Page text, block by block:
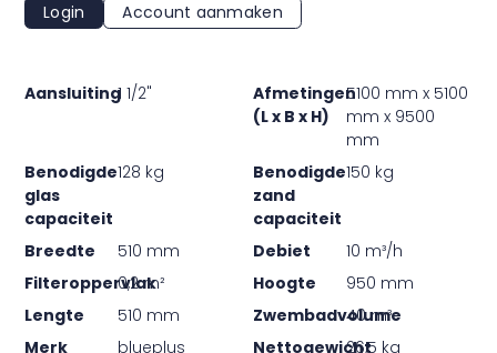
Login
Account aanmaken
Aansluiting1 1/2"
Afmetingen
(L x B x H)
5100 mm x 5100
mm x 9500
mm
Benodigde
glas
capaciteit
128 kg
Benodigde
zand
capaciteit
150 kg
Breedte 510 mm Debiet
10 m³/h
Filteroppervlak
0,2 m² Hoogte
950 mm
Lengte
510 mm Zwembadvolume
40 m³
Merk
blueplus Nettogewicht26,5 kg